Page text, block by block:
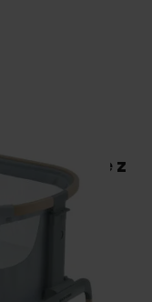
dostawne z